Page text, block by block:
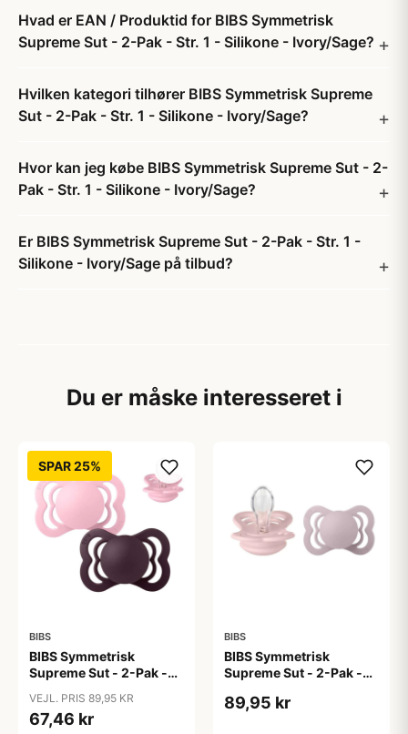
Hvad er EAN / Produktid for BIBS Symmetrisk
Supreme Sut - 2-Pak - Str. 1 - Silikone - Ivory/Sage?
Hvilken kategori tilhører BIBS Symmetrisk Supreme
Sut - 2-Pak - Str. 1 - Silikone - Ivory/Sage?
Hvor kan jeg købe BIBS Symmetrisk Supreme Sut - 2-
Pak - Str. 1 - Silikone - Ivory/Sage?
Er BIBS Symmetrisk Supreme Sut - 2-Pak - Str. 1 -
Silikone - Ivory/Sage på tilbud?
Du er måske interesseret i
SPAR 25%
BIBS
BIBS Symmetrisk
Supreme Sut - 2-Pak -
Pink/Plum
VEJL. PRIS 89,95 KR
67,46 kr
BIBS
BIBS Symmetrisk
Supreme Sut - 2-Pak -
Blossom/Dusky Lilac
89,95 kr